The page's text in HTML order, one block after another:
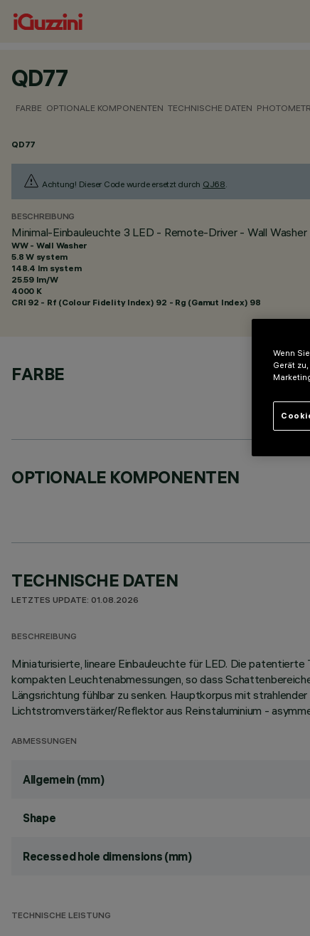
QD77
FARBE OPTIONALE KOMPONENTEN TECHNISCHE DATEN
QD77
Achtung! Dieser Code wurde ersetzt durch QJ68.
BESCHREIBUNG
Minimal-Einbauleuchte 3 LED - Remote-Driver - Wall Washer
WW - Wall Washer
5.8 W system
148.4 lm system
25.59 lm/W
4000 K
CRI 92 - Rf (Colour Fidelity Index) 92 - Rg (Gamut Index) 98
FARBE
OPTIONALE KOMPONENTEN
TECHNISCHE DATEN
LETZTES UPDATE: 01.08.2026
BESCHREIBUNG
Miniaturisierte, lineare Einbauleuchte für LED. Die
kompakten Leuchtenabmessungen, so dass
Längsrichtung fühlbar zu senken. Hauptkorpus mit
Lichtstromverstärker/Reflektor aus Reinstaluminium -
ABMESSUNGEN
Allgemein (mm)
Shape
Recessed hole dimensions (mm)
TECHNISCHE LEISTUNG
Wenn
Gerät